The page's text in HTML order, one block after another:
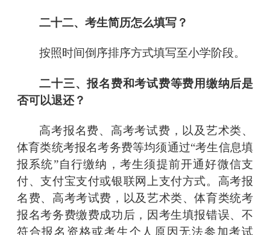
二十二、考生简历怎么填写？
按照时间倒序排序方式填写至小学阶段。
二十三、报名费和考试费等费用缴纳后是
否可以退还？
高考报名费、高考考试费，以及艺术类、
体育类统考报名考务费等均须通过“考生信息填
报系统”自行缴纳，考生须提前开通好微信支
付、支付宝支付或银联网上支付方式。高考报
名费、高考考试费，以及艺术类、体育类统考
报名考务费缴费成功后，因考生填报错误、不
符合报名资格或考生个人原因无法参加考试